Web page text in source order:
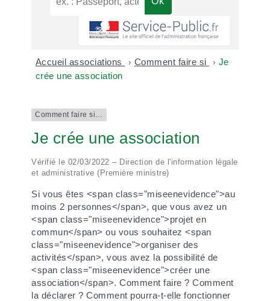
Accueil associations > Comment faire si > Je
crée une association
Comment faire si…
Je crée une association
Vérifié le 02/03/2022 – Direction de l'information légale
et administrative (Première ministre)
Si vous êtes <span class="miseenevidence">au
moins 2 personnes</span>, que vous avez un
<span class="miseenevidence">projet en
commun</span> ou vous souhaitez <span
class="miseenevidence">organiser des
activités</span>, vous avez la possibilité de
<span class="miseenevidence">créer une
association</span>. Comment faire ? Comment
la déclarer ? Comment pourra-t-elle fonctionner